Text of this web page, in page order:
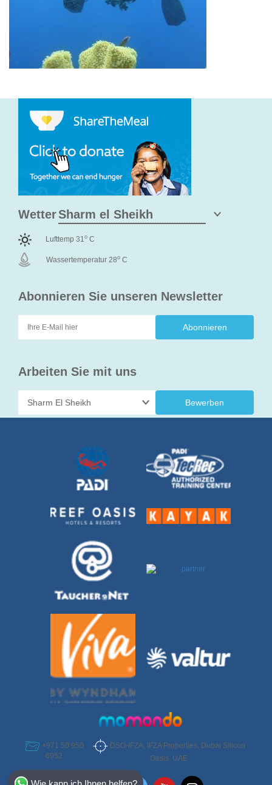
Abonnieren Sie unseren Newsletter
Arbeiten Sie mit uns
Bewerben
Wetter
Lufttemp 31o C
Wassertemperatur 28o C
+971 50 950
6952
DSO-IFZA, IFZA Properties, Dubai Silicon
Oasis, UAE
Select Destination